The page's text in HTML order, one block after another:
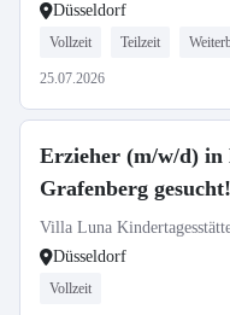
Düsseldorf
Vollzeit Teilzeit
25.07.2026
Erzieher (m/w/d) in
Grafenberg gesucht!
Villa Luna
Düsseldorf
Vollzeit